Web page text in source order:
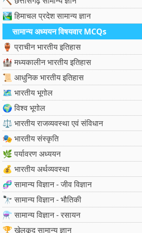
🏞️ हिमाचल प्रदेश सामान्य ज्ञान
सामान्य अध्ययन विषयवार MCQs
🏺 प्राचीन भारतीय इतिहास
🏰 मध्यकालीन भारतीय इतिहास
📜 आधुनिक भारतीय इतिहास
🗺️ भारतीय भूगोल
🌍 विश्व भूगोल
⚖️ भारतीय राजव्यवस्था एवं संविधान
🎭 भारतीय संस्कृति
🌿 पर्यावरण अध्ययन
💰 भारतीय अर्थव्यवस्था
🧬 सामान्य विज्ञान - जीव विज्ञान
🔭 सामान्य विज्ञान - भौतिकी
⚗️ सामान्य विज्ञान - रसायन
🏆 खेलकूद सामान्य ज्ञान